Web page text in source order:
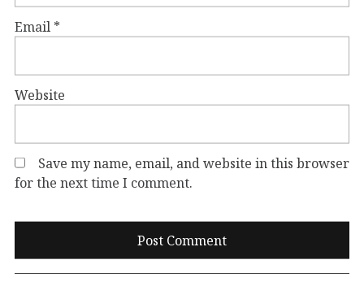
Email *
Website
Save my name, email, and website in this browser
for the next time I comment.